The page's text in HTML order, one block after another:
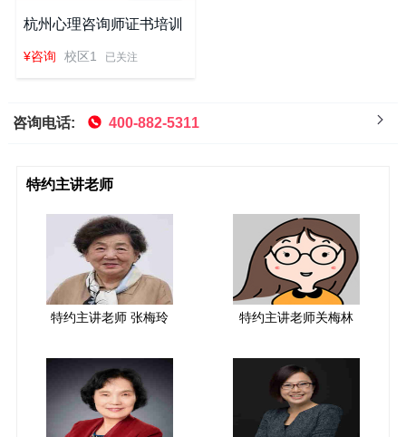
杭州心理咨询师证书培训
班
¥咨询 校区1 已关注
咨询电话: 400-882-5311
特约主讲老师
特约主讲老师 张梅玲 特约主讲老师关梅林